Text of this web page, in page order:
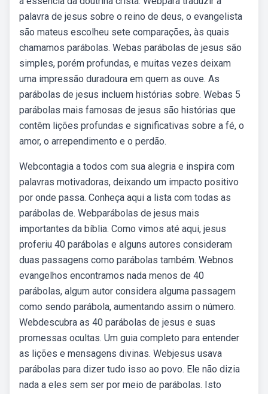
palavra de jesus sobre o reino de deus, o evangelista
são mateus escolheu sete comparações, às quais
chamamos parábolas. Webas parábolas de jesus são
simples, porém profundas, e muitas vezes deixam
uma impressão duradoura em quem as ouve. As
parábolas de jesus incluem histórias sobre. Webas 5
parábolas mais famosas de jesus são histórias que
contêm lições profundas e significativas sobre a fé, o
amor, o arrependimento e o perdão.
Webcontagia a todos com sua alegria e inspira com
palavras motivadoras, deixando um impacto positivo
por onde passa. Conheça aqui a lista com todas as
parábolas de. Webparábolas de jesus mais
importantes da bíblia. Como vimos até aqui, jesus
proferiu 40 parábolas e alguns autores consideram
duas passagens como parábolas também. Webnos
evangelhos encontramos nada menos de 40
parábolas, algum autor considera alguma passagem
como sendo parábola, aumentando assim o número.
Webdescubra as 40 parábolas de jesus e suas
promessas ocultas. Um guia completo para entender
as lições e mensagens divinas. Webjesus usava
parábolas para dizer tudo isso ao povo. Ele não dizia
nada a eles sem ser por meio de parábolas. Isto